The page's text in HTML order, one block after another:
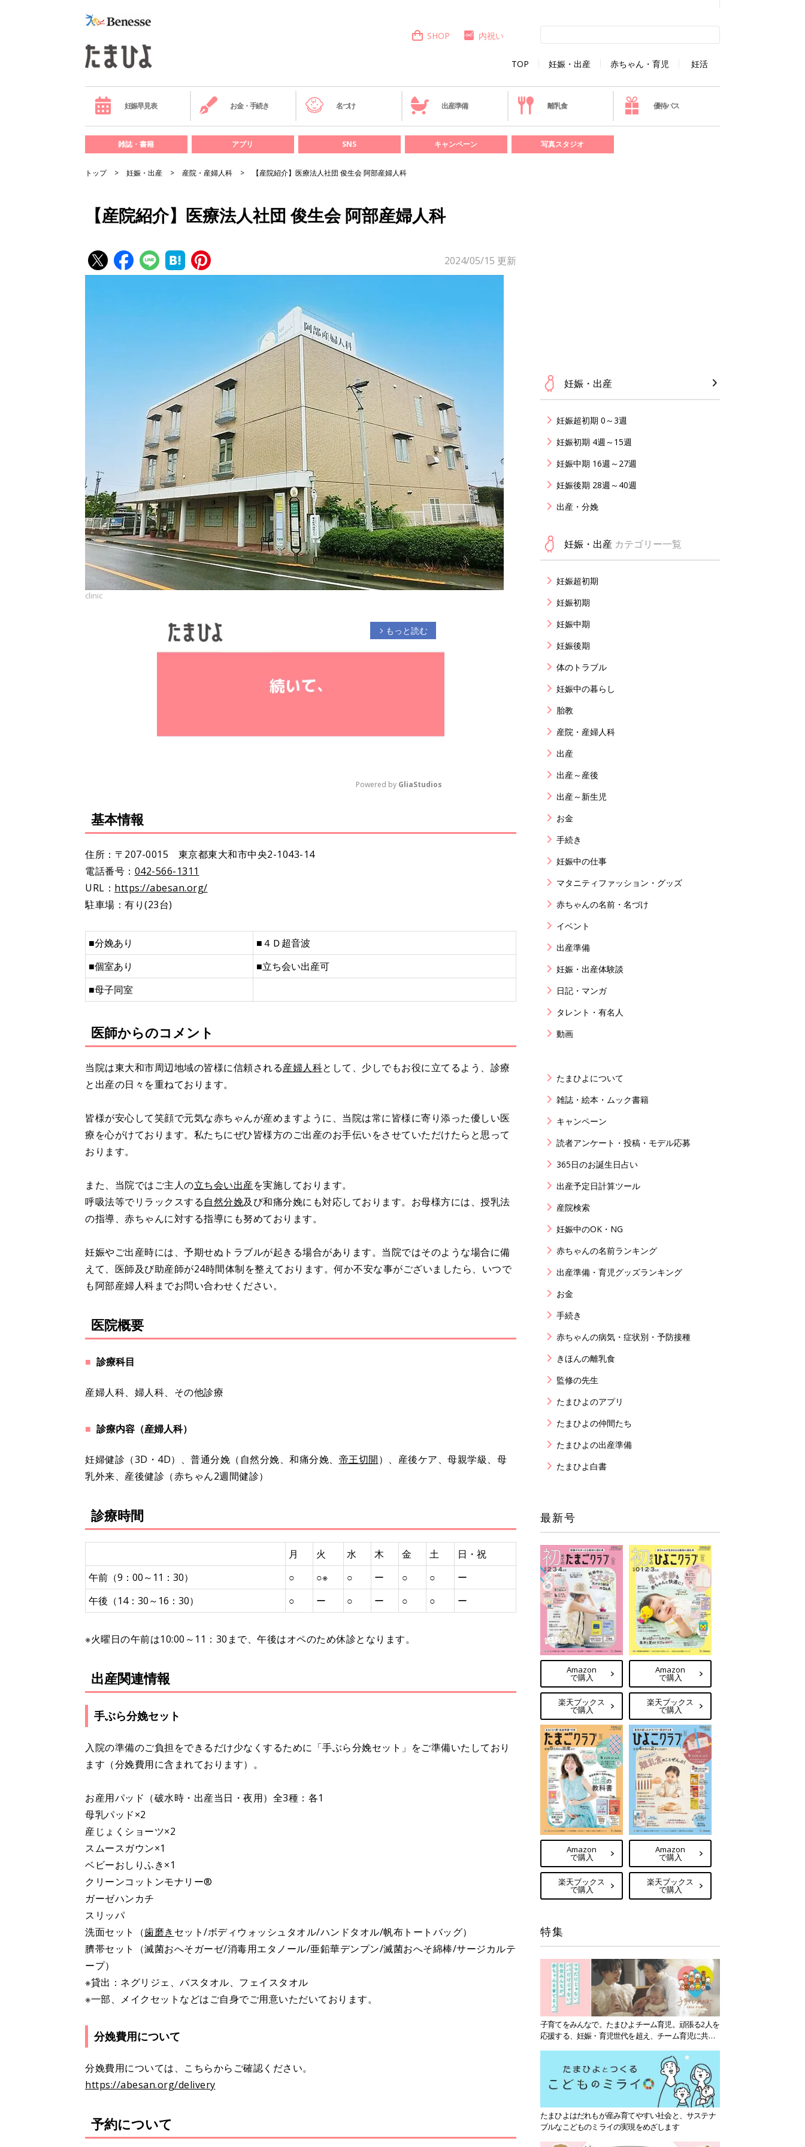
TOP 妊娠・出産 赤ちゃん・育児 妊活
SHOP 内祝い
妊娠早見表 お金・手続き 名づけ 出産準備 離乳食 優待パス
雑誌・書籍 アプリ SNS キャンペーン 写真スタジオ
トップ 妊娠・出産 産院・産婦人科 【産院紹介】医療法人社団 俊生会 阿部産婦人科
【産院紹介】医療法人社団 俊生会 阿部産婦人科
2024/05/15 更新
clinic
arrow_forward_ios もっと読む
u
Powered by GliaStudios
基本情報
住所：〒207-0015 東京都東大和市中央2-1043-14
電話番号： 042-566-1311
URL： https://abesan.org/
駐車場：有り(23台)
■分娩あり
■４Ｄ超音波
■個室あり
■立ち会い出産可
■母子同室
医師からのコメント
当院は東大和市周辺地域の皆様に信頼される産婦人科として、少しでもお役に立てるよう、診療
と出産の日々を重ねております。
皆様が安心して笑顔で元気な赤ちゃんが産めますように、当院は常に皆様に寄り添った優しい医
療を心がけております。私たちにぜひ皆様方のご出産のお手伝いをさせていただけたらと思って
おります。
また、当院ではご主人の立ち会い出産を実施しております。
呼吸法等でリラックスする自然分娩及び和痛分娩にも対応しております。お母様方には、授乳法
の指導、赤ちゃんに対する指導にも努めております。
妊娠やご出産時には、予期せぬトラブルが起きる場合があります。当院ではそのような場合に備
えて、医師及び助産師が24時間体制を整えております。何か不安な事がございましたら、いつで
も阿部産婦人科までお問い合わせください。
医院概要
診療科目
産婦人科、婦人科、その他診療
診療内容（産婦人科）
妊婦健診（3D・4D）、普通分娩（自然分娩、和痛分娩、 帝王切開）、産後ケア、母親学級、母
乳外来、産後健診（赤ちゃん2週間健診）
診療時間
月 火 水 木 金 土
日・祝
午前（9：00～11：30）
○ ○※ ○ ー ○ ○
ー
午後（14：30～16：30）
○ ー ○ ー ○ ○ ー
※火曜日の午前は10:00～11：30まで、午後はオペのため休診となります。
出産関連情報
手ぶら分娩セット
入院の準備のご負担をできるだけ少なくするために「手ぶら分娩セット」をご準備いたしており
ます（分娩費用に含まれております）。
お産用パッド（破水時・出産当日・夜用）全3種：各1
母乳パッド×2
産じょくショーツ×2
スムースガウン×1
ベビーおしりふき×1
クリーンコットンモナリー®
ガーゼハンカチ
スリッパ
洗面セット（歯磨き セット/ボディウォッシュタオル/ハンドタオル/帆布トートバッグ）
臍帯セット（滅菌おへそガーゼ/消毒用エタノール/亜鉛華デンプン/滅菌おへそ綿棒/サージカルテ
ープ）
※貸出：ネグリジェ、バスタオル、フェイスタオル
※一部、メイクセットなどはご自身でご用意いただいております。
分娩費用について
分娩費用については、こちらからご確認ください。
https://abesan.org/delivery
予約について
妊娠・出産
妊娠超初期 0～3週
妊娠初期 4週～15週
妊娠中期 16週～27週
妊娠後期 28週～40週
出産・分娩
妊娠・出産 カテゴリー一覧
妊娠超初期
妊娠初期
妊娠中期
妊娠後期
体のトラブル
妊娠中の暮らし
胎教
産院・産婦人科
出産
出産～産後
出産～新生児
お金
手続き
妊娠中の仕事
マタニティファッション・グッズ
赤ちゃんの名前・名づけ
イベント
出産準備
妊娠・出産体験談
日記・マンガ
タレント・有名人
動画
たまひよについて
雑誌・絵本・ムック書籍
キャンペーン
読者アンケート・投稿・モデル応募
365日のお誕生日占い
出産予定日計算ツール
産院検索
妊娠中のOK・NG
赤ちゃんの名前ランキング
出産準備・育児グッズランキング
お金
手続き
赤ちゃんの病気・症状別・予防接種
きほんの離乳食
監修の先生
たまひよのアプリ
たまひよの仲間たち
たまひよの出産準備
たまひよ白書
最新号
Amazon
で購入
楽天ブックス
で購入
Amazon
で購入
楽天ブックス
で購入
Amazon
で購入
楽天ブックス
で購入
Amazon
で購入
楽天ブックス
で購入
特集
子育てをみんなで。たまひよチーム育児。頑張る2人を
応援する、妊娠・育児世代を超え、チーム育児に共感
たまひよはだれもが産み育てやすい社会と、サステナ
ブルなこどものミライの実現をめざします